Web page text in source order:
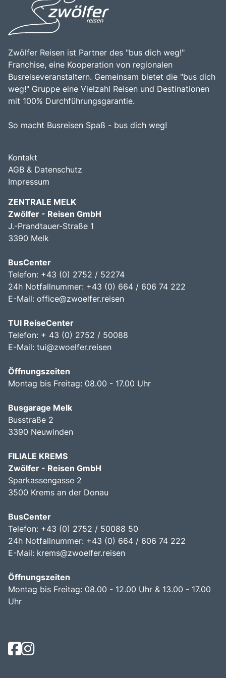
entspannen. Die Kombination aus beeindruckenden
Landschaften, reicher Geschichte und herzlicher
Gastfreundschaft macht Dalmatien zu einem
unverzichtbaren Ziel für Reisende.
umliegenden Ländern zu erreichen ist. Die Kombination
aus der beeindruckenden Natur, den vielfältigen
Freizeitmöglichkeiten und der Möglichkeit, die Kultur und
einem unverzichtbaren Ziel für Reisende, die die
Schönheit und Vielfalt dieser einzigartigen Region
entdecken möchten.
Zwölfer Reisen ist Partner des "bus dich weg!"
Franchise, eine Kooperation von regionalen
Busreiseveranstaltern. Gemeinsam bietet die "bus dich
weg!" Gruppe eine Vielzahl Reisen und Destinationen
mit 100% Durchführungsgarantie.
So macht Busreisen Spaß - bus dich weg!
Kontakt
AGB & Datenschutz
Impressum
ZENTRALE MELK
Zwölfer - Reisen GmbH
J.-Prandtauer-Straße 1
3390 Melk
BusCenter
Telefon: +43 (0) 2752 / 52274
24h Notfallnummer: +43 (0) 664 / 606 74 222
E-Mail: office@zwoelfer.reisen
TUI ReiseCenter
Telefon: + 43 (0) 2752 / 50088
E-Mail: tui@zwoelfer.reisen
Öffnungszeiten
Montag bis Freitag: 08.00 - 17.00 Uhr
Busgarage Melk
Busstraße 2
3390 Neuwinden
FILIALE KREMS
Zwölfer - Reisen GmbH
Sparkassengasse 2
3500 Krems an der Donau
BusCenter
Telefon: +43 (0) 2752 / 50088 50
24h Notfallnummer: +43 (0) 664 / 606 74 222
E-Mail: krems@zwoelfer.reisen
Öffnungszeiten
Montag bis Freitag: 08.00 - 12.00 Uhr & 13.00 - 17.00
Uhr